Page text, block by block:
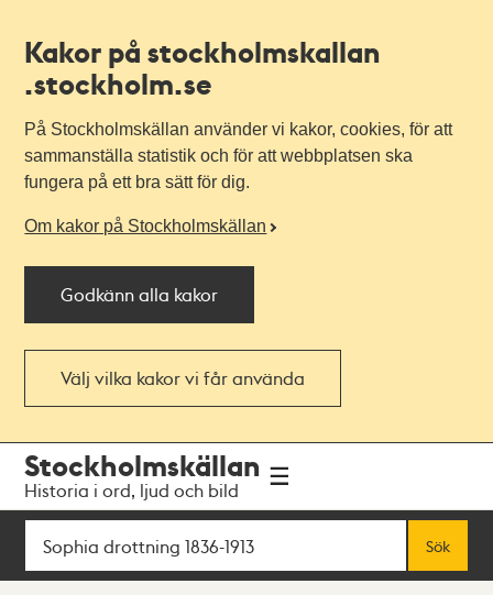
Kakor på stockholmskallan
.stockholm.se
På Stockholmskällan använder vi kakor, cookies, för att
sammanställa statistik och för att webbplatsen ska
fungera på ett bra sätt för dig.
Om kakor på Stockholmskällan
Godkänn alla kakor
Välj vilka kakor vi får använda
navigationen
huvudinnehållet
Stockholmskällan
Historia i ord, ljud och bild
Sök
Sök